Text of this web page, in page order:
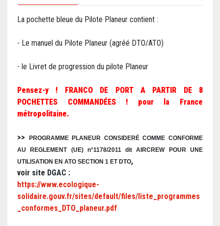
La pochette bleue du Pilote Planeur contient :
- Le manuel du Pilote Planeur (agréé DTO/ATO)
- le Livret de progression du pilote Planeur
Pensez-y !
FRANCO DE PORT A PARTIR DE 8
POCHETTES COMMANDÉES ! pour la France
métropolitaine.
>> PROGRAMME PLANEUR CONSIDERÉ COMME CONFORME
AU REGLEMENT (UE) n°1178/2011 ditAIRCREW POUR UNE
UTILISATION EN ATO SECTION 1 ET DTO,
voir site DGAC :
https://www.ecologique-
solidaire.gouv.fr/sites/default/files/liste_programmes
_conformes_DTO_planeur.pdf